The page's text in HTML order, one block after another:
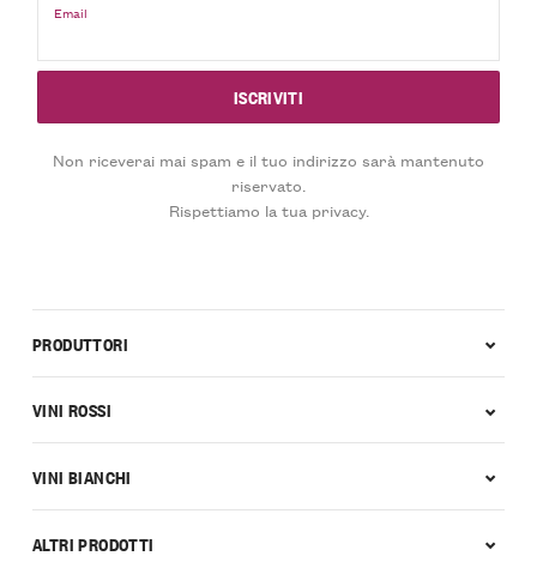
Email
Non riceverai mai spam e il tuo indirizzo sarà mantenuto
riservato.
Rispettiamo la tua privacy.
PRODUTTORI
VINI ROSSI
VINI BIANCHI
ALTRI PRODOTTI